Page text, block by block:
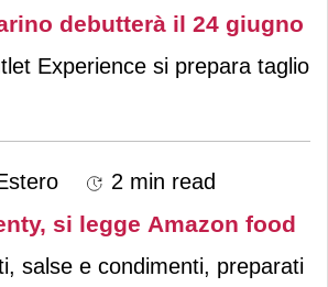
debutterà il 24 giugno
Experience si prepara taglio
2 min read
si legge Amazon food
salse e condimenti, preparati